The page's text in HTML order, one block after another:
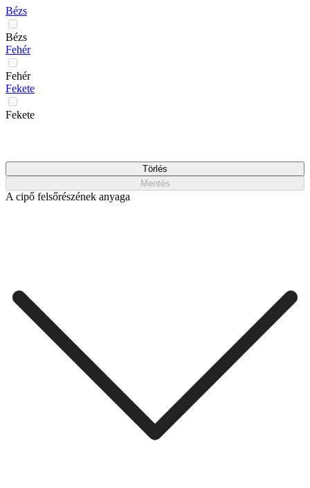
Bézs
Bézs
Fehér
Fehér
Fekete
Fekete
Törlés
Mentés
A cipő felsőrészének anyaga